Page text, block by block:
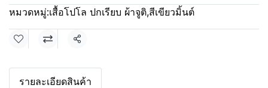
หมวดหมู่:เสื้อโปโล ปกเรียบ ผ้าจูติ,สีเขียวมิ้นต์
แชร์
รายละเอียดสินค้า